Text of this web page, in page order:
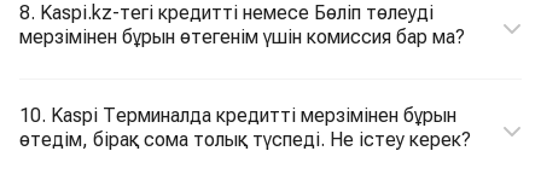
8. Kaspi.kz-тегі кредитті немесе Бөліп төлеуді
мерзімінен бұрын өтегенім үшін комиссия бар ма?
10. Kaspi Терминалда кредитті мерзімінен бұрын
өтедім, бірақ сома толық түспеді. Не істеу керек?